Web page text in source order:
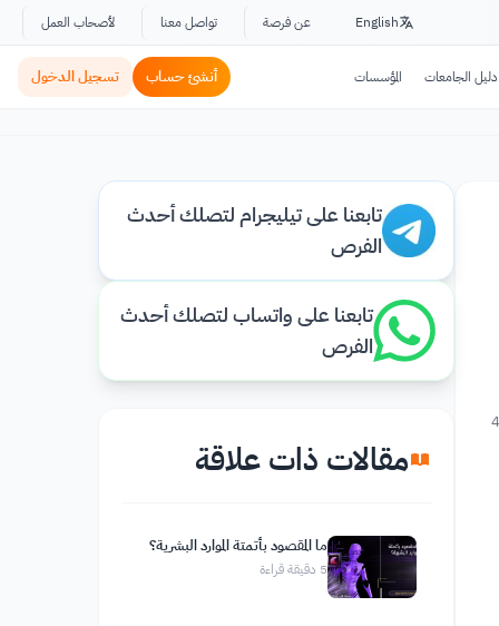
English عن فرصة تواصل معنا لأصحاب العمل
دليل الجامعات المؤسسات أنشئ حساب تسجيل الدخول
تابعنا على تيليجرام لتصلك أحدث
الفرص
تابعنا على واتساب لتصلك أحدث
الفرص
مقالات ذات علاقة
ما المقصود بأتمتة الموارد البشرية؟
5 دقيقة قراءة